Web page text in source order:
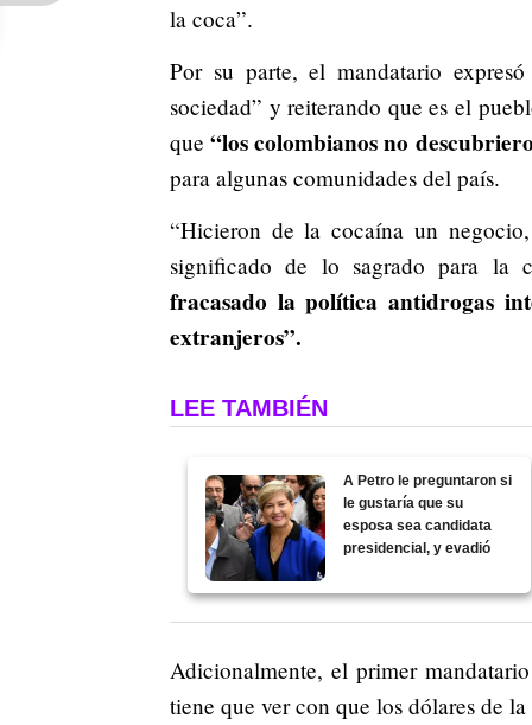
la coca”.
Por su parte, el mandatario
sociedad” y reiterando que es el
que“los colombianos no
para algunas comunidades del país.
“Hicieron de la cocaína un
significado de lo sagrado para la
fracasado la política antidrogas
extranjeros”.
LEE TAMBIÉN
A Petro le preguntaron si
le gustaría que su
esposa sea candidata
presidencial, y evadió
Adicionalmente, el primer
tiene que ver con que los dólares de